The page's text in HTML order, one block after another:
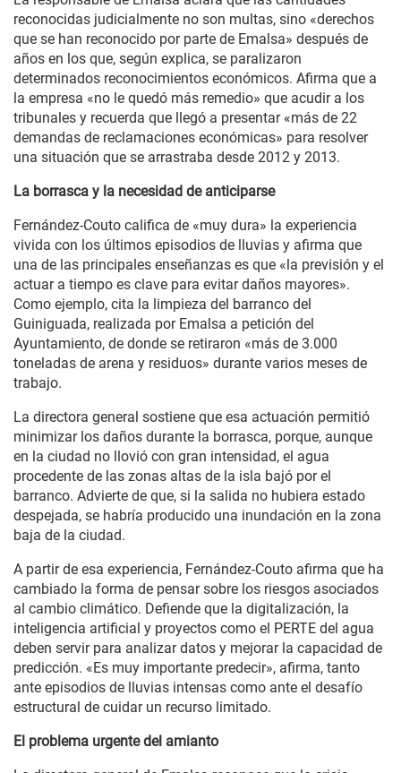
reconocidas judicialmente no son multas, sino «derechos
que se han reconocido por parte de Emalsa» después de
años en los que, según explica, se paralizaron
determinados reconocimientos económicos. Afirma que a
la empresa «no le quedó más remedio» que acudir a los
tribunales y recuerda que llegó a presentar «más de 22
demandas de reclamaciones económicas» para resolver
una situación que se arrastraba desde 2012 y 2013.
La borrasca y la necesidad de anticiparse
Fernández-Couto califica de «muy dura» la experiencia
vivida con los últimos episodios de lluvias y afirma que
una de las principales enseñanzas es que «la previsión y el
actuar a tiempo es clave para evitar daños mayores».
Como ejemplo, cita la limpieza del barranco del
Guiniguada, realizada por Emalsa a petición del
Ayuntamiento, de donde se retiraron «más de 3.000
toneladas de arena y residuos» durante varios meses de
trabajo.
La directora general sostiene que esa actuación permitió
minimizar los daños durante la borrasca, porque, aunque
en la ciudad no llovió con gran intensidad, el agua
procedente de las zonas altas de la isla bajó por el
barranco. Advierte de que, si la salida no hubiera estado
despejada, se habría producido una inundación en la zona
baja de la ciudad.
A partir de esa experiencia, Fernández-Couto afirma que ha
cambiado la forma de pensar sobre los riesgos asociados
al cambio climático. Defiende que la digitalización, la
inteligencia artificial y proyectos como el PERTE del agua
deben servir para analizar datos y mejorar la capacidad de
predicción. «Es muy importante predecir», afirma, tanto
ante episodios de lluvias intensas como ante el desafío
estructural de cuidar un recurso limitado.
El problema urgente del amianto